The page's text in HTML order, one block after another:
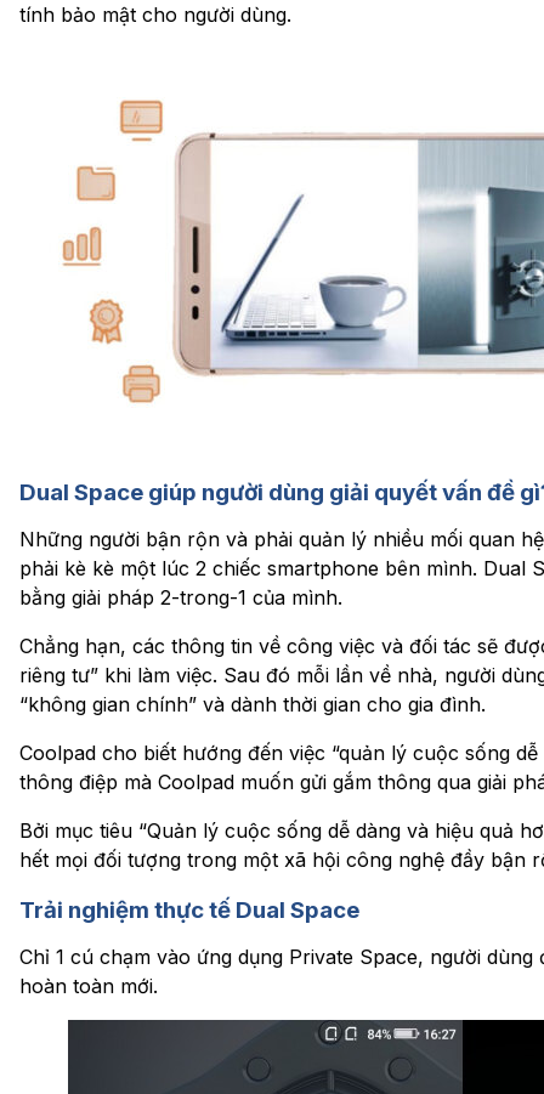
tính bảo mật cho người dùng.
Dual Space giúp người dùng giải quyết vấn đề
Những người bận rộn và phải quản lý nhiều mối quan
phải kè kè một lúc 2 chiếc smartphone bên mình. Dual
bằng giải pháp 2-trong-1 của mình.
Chẳng hạn, các thông tin về công việc và đối tác sẽ
riêng tư” khi làm việc. Sau đó mỗi lần về nhà, người
“không gian chính” và dành thời gian cho gia đình.
Coolpad cho biết hướng đến việc “quản lý cuộc sống
thông điệp mà Coolpad muốn gửi gắm thông qua giải
Bởi mục tiêu “Quản lý cuộc sống dễ dàng và hiệu quả
hết mọi đối tượng trong một xã hội công nghệ đầy bận
Trải nghiệm thực tế Dual Space
Chỉ 1 cú chạm vào ứng dụng Private Space, người
hoàn toàn mới.